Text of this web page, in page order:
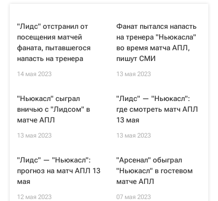
"Лидс" отстранил от
посещения матчей
фаната, пытавшегося
напасть на тренера
14 мая 2023
Фанат пытался напасть
на тренера "Ньюкасла"
во время матча АПЛ,
пишут СМИ
13 мая 2023
"Ньюкасл" сыграл
вничью с "Лидсом" в
матче АПЛ
13 мая 2023
"Лидс" — "Ньюкасл":
где смотреть матч АПЛ
13 мая
13 мая 2023
"Лидс" — "Ньюкасл":
прогноз на матч АПЛ 13
мая
12 мая 2023
"Арсенал" обыграл
"Ньюкасл" в гостевом
матче АПЛ
07 мая 2023